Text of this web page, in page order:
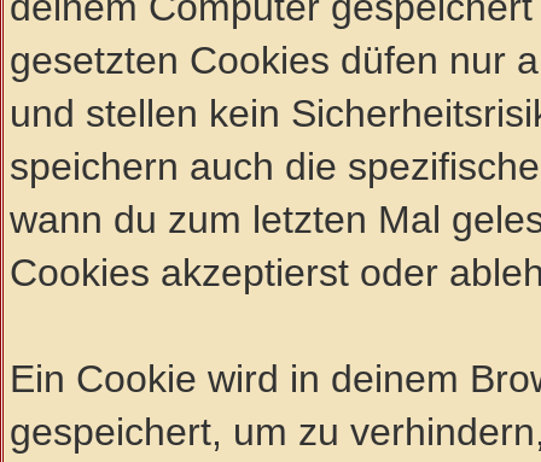
gesetzten Cookies düfen nur
und stellen kein
speichern auch die
wann du zum letzten Mal
Cookies akzeptierst oder
Ein Cookie wird in deinem
gespeichert, um zu